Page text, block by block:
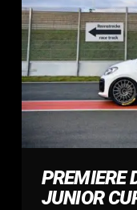
PREMIERE
JUNIOR